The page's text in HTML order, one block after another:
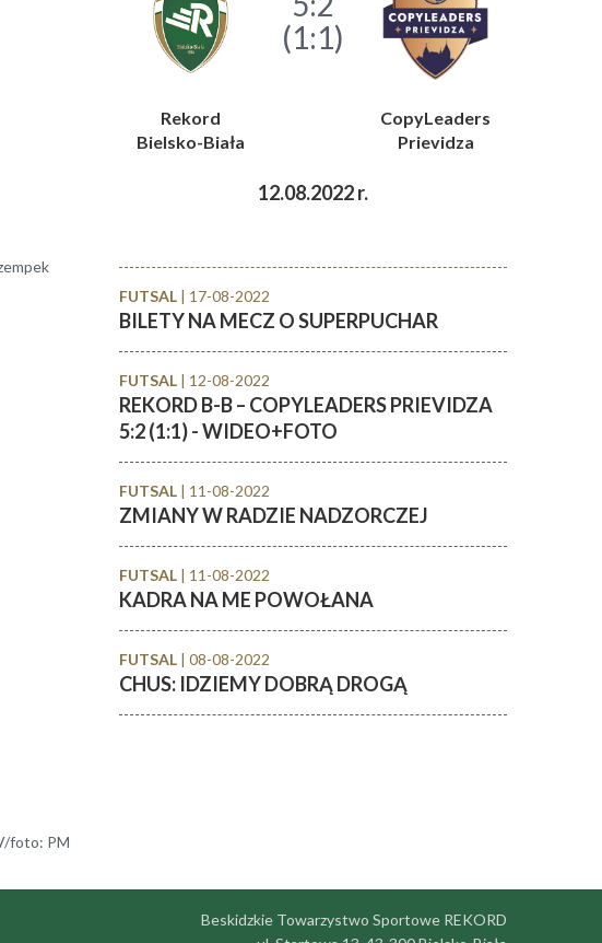
foto: PM
(1:1)
Rekord
Bielsko-Biała
CopyLeaders
Prievidza
12.08.2022 r.
FUTSAL | 17-08-2022
BILETY NA MECZ O SUPERPUCHAR
FUTSAL | 12-08-2022
REKORD B-B – COPYLEADERS PRIEVIDZA
5:2 (1:1) - WIDEO+FOTO
FUTSAL | 11-08-2022
ZMIANY W RADZIE NADZORCZEJ
FUTSAL | 11-08-2022
KADRA NA ME POWOŁANA
FUTSAL | 08-08-2022
CHUS: IDZIEMY DOBRĄ DROGĄ
Beskidzkie Towarzystwo Sportowe REKORD